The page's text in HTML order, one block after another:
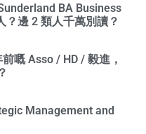
BA Business
邊 2 類人千萬別讀？
嘅 Asso / HD / 毅進，
Management and